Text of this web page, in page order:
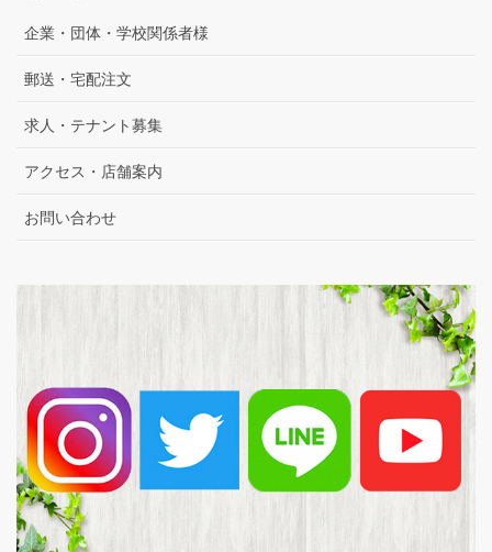
企業・団体・学校関係者様
郵送・宅配注文
求人・テナント募集
アクセス・店舗案内
お問い合わせ